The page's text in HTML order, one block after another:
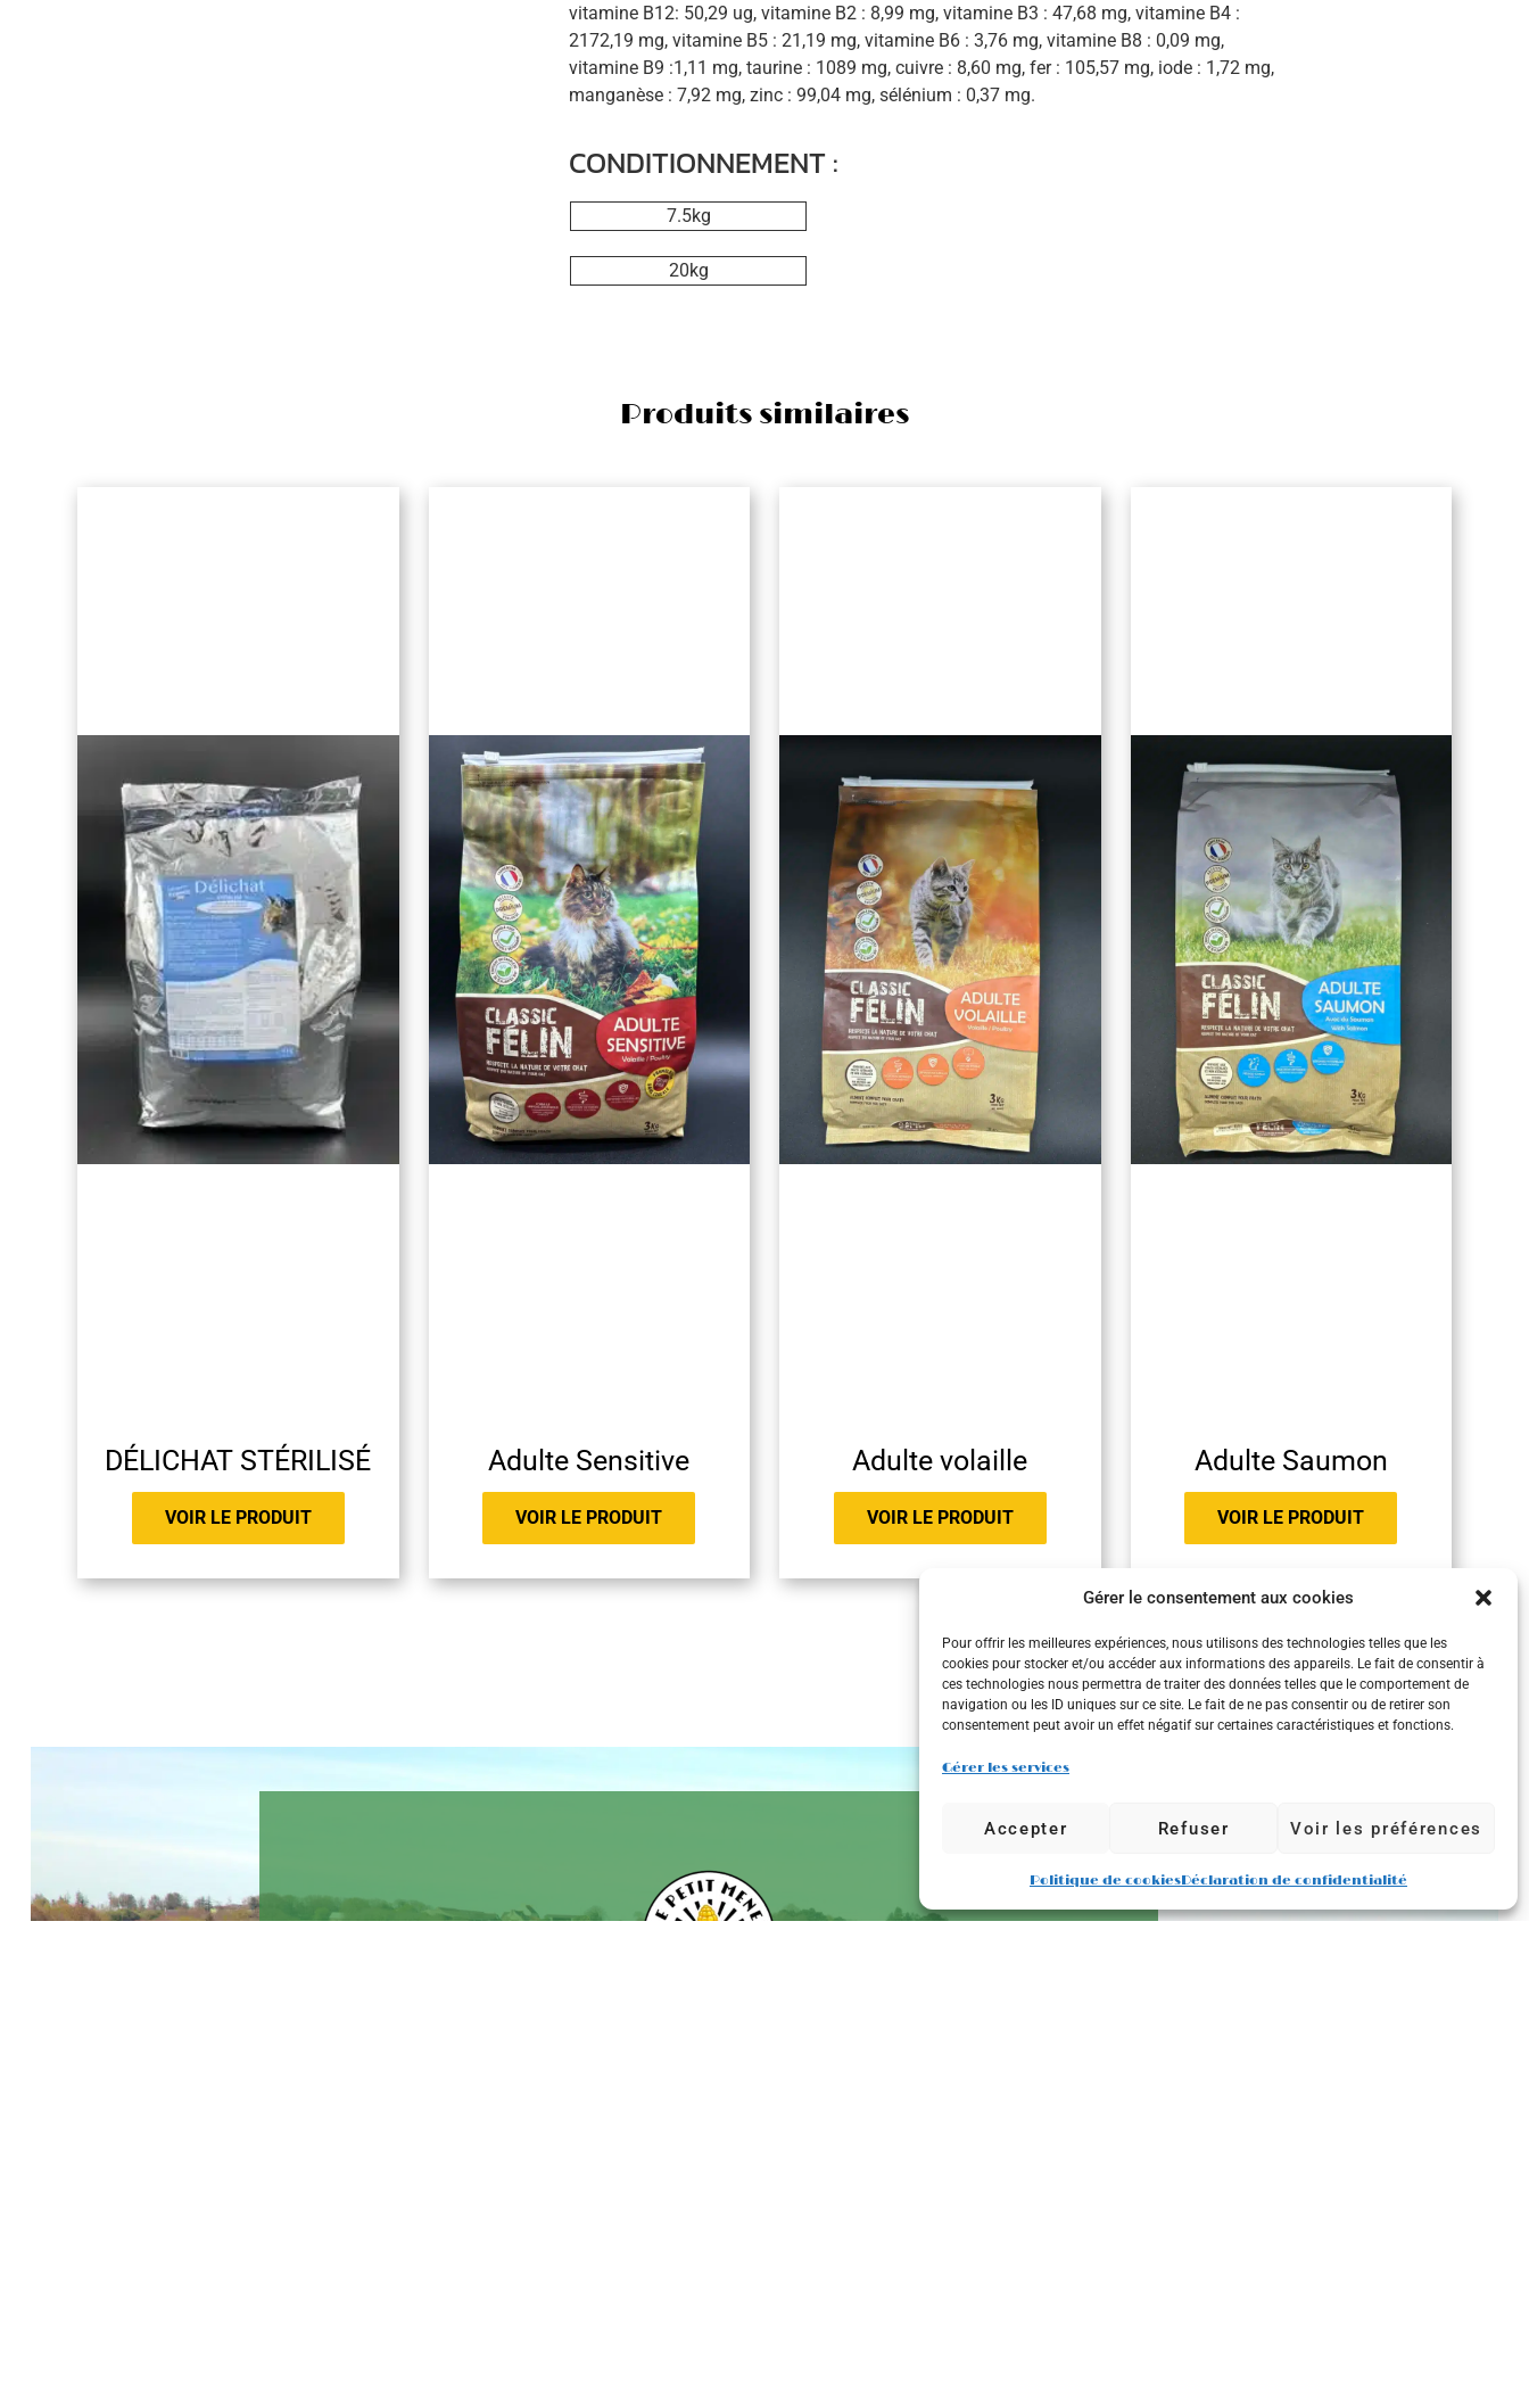
Gérer le consentement aux cookies
Pour offrir les meilleures expériences, nous utilisons des technologies telles que les
cookies pour stocker et/ou accéder aux informations des appareils. Le fait de consentir à
ces technologies nous permettra de traiter des données telles que le comportement de
navigation ou les ID uniques sur ce site. Le fait de ne pas consentir ou de retirer son
consentement peut avoir un effet négatif sur certaines caractéristiques et fonctions.
Gérer les services
Accepter Refuser Voir les préférences
Politique de cookiesDéclaration de confidentialité
vitamine B12: 50,29 ug, vitamine B2 : 8,99 mg, vitamine B3 : 47,68 mg, vitamine B4 :
2172,19 mg, vitamine B5 : 21,19 mg, vitamine B6 : 3,76 mg, vitamine B8 : 0,09 mg,
vitamine B9 :1,11 mg, taurine : 1089 mg, cuivre : 8,60 mg, fer : 105,57 mg, iode : 1,72 mg,
manganèse : 7,92 mg, zinc : 99,04 mg, sélénium : 0,37 mg.
CONDITIONNEMENT :
7.5kg
20kg
Produits similaires
DÉLICHAT STÉRILISÉ
VOIR LE PRODUIT
Adulte Sensitive
VOIR LE PRODUIT
Adulte volaille
VOIR LE PRODUIT
Adulte Saumon
VOIR LE PRODUIT